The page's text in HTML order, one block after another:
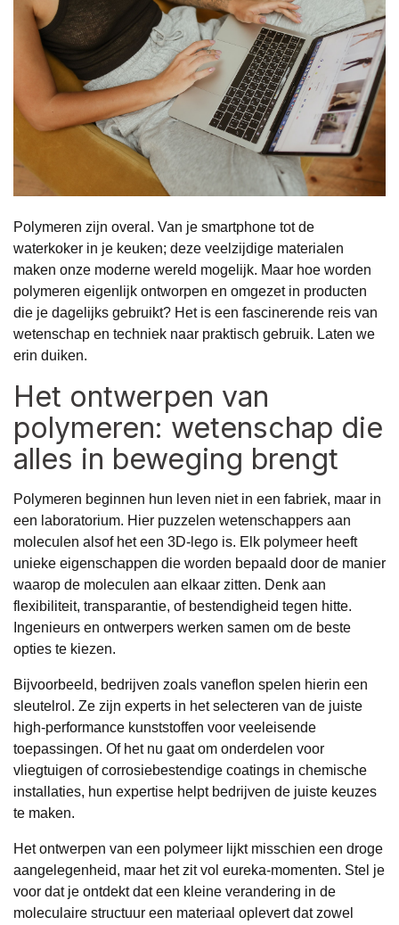
Polymeren zijn overal. Van je smartphone tot de
waterkoker in je keuken; deze veelzijdige materialen
maken onze moderne wereld mogelijk. Maar hoe worden
polymeren eigenlijk ontworpen en omgezet in producten
die je dagelijks gebruikt? Het is een fascinerende reis van
wetenschap en techniek naar praktisch gebruik. Laten we
erin duiken.
Het ontwerpen van
polymeren: wetenschap die
alles in beweging brengt
Polymeren beginnen hun leven niet in een fabriek, maar in
een laboratorium. Hier puzzelen wetenschappers aan
moleculen alsof het een 3D-lego is. Elk polymeer heeft
unieke eigenschappen die worden bepaald door de manier
waarop de moleculen aan elkaar zitten. Denk aan
flexibiliteit, transparantie, of bestendigheid tegen hitte.
Ingenieurs en ontwerpers werken samen om de beste
opties te kiezen.
Bijvoorbeeld, bedrijven zoals vaneflon spelen hierin een
sleutelrol. Ze zijn experts in het selecteren van de juiste
high-performance kunststoffen voor veeleisende
toepassingen. Of het nu gaat om onderdelen voor
vliegtuigen of corrosiebestendige coatings in chemische
installaties, hun expertise helpt bedrijven de juiste keuzes
te maken.
Het ontwerpen van een polymeer lijkt misschien een droge
aangelegenheid, maar het zit vol eureka-momenten. Stel je
voor dat je ontdekt dat een kleine verandering in de
moleculaire structuur een materiaal oplevert dat zowel